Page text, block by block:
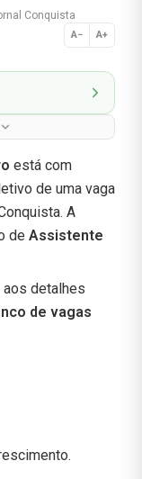
Conquista
A− A+
Normal
está com
de uma vaga
A
de Assistente
detalhes
de vagas